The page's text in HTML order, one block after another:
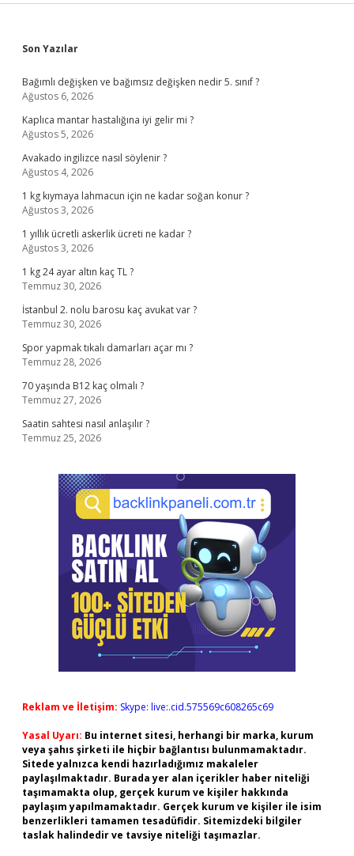
Sidebar
Son Yazılar
Bağımlı değişken ve bağımsız değişken nedir 5. sınıf ?
Ağustos 6, 2026
Kaplıca mantar hastalığına iyi gelir mi ?
Ağustos 5, 2026
Avakado ingilizce nasıl söylenir ?
Ağustos 4, 2026
1 kg kıymaya lahmacun için ne kadar soğan konur ?
Ağustos 3, 2026
1 yıllık ücretli askerlik ücreti ne kadar ?
Ağustos 3, 2026
1 kg 24 ayar altın kaç TL ?
Temmuz 30, 2026
İstanbul 2. nolu barosu kaç avukat var ?
Temmuz 30, 2026
Spor yapmak tıkalı damarları açar mı ?
Temmuz 28, 2026
70 yaşında B12 kaç olmalı ?
Temmuz 27, 2026
Saatin sahtesi nasıl anlaşılır ?
Temmuz 25, 2026
Reklam ve İletişim: Skype: live:.cid.575569c608265c69
Yasal Uyarı: Bu internet sitesi, herhangi bir marka, kurum
veya şahıs şirketi ile hiçbir bağlantısı bulunmamaktadır.
Sitede yalnızca kendi hazırladığımız makaleler
paylaşılmaktadır. Burada yer alan içerikler haber niteliği
taşımamakta olup, gerçek kurum ve kişiler hakkında
paylaşım yapılmamaktadır. Gerçek kurum ve kişiler ile isim
benzerlikleri tamamen tesadüfidir. Sitemizdeki bilgiler
taslak halindedir ve tavsiye niteliği taşımazlar.